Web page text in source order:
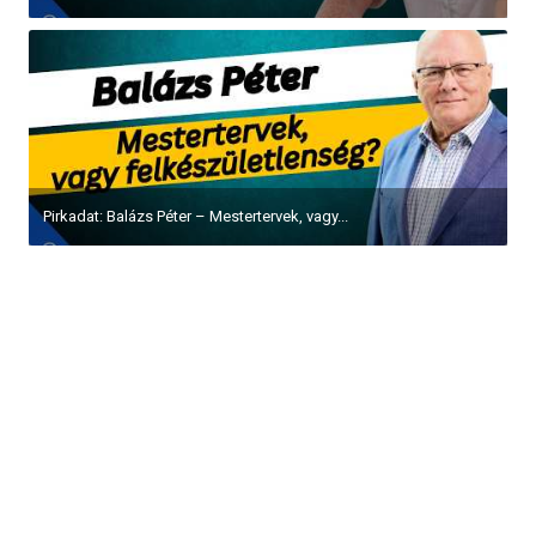
Pirkadat: Balázs Péter – Mestertervek, vagy...